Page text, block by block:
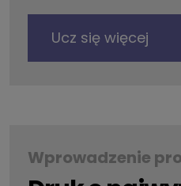
Ucz się więcej
Wprowadzenie